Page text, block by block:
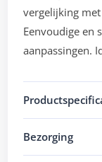
vergelijking
Eenvoudige en
aanpassingen.
Bezorging